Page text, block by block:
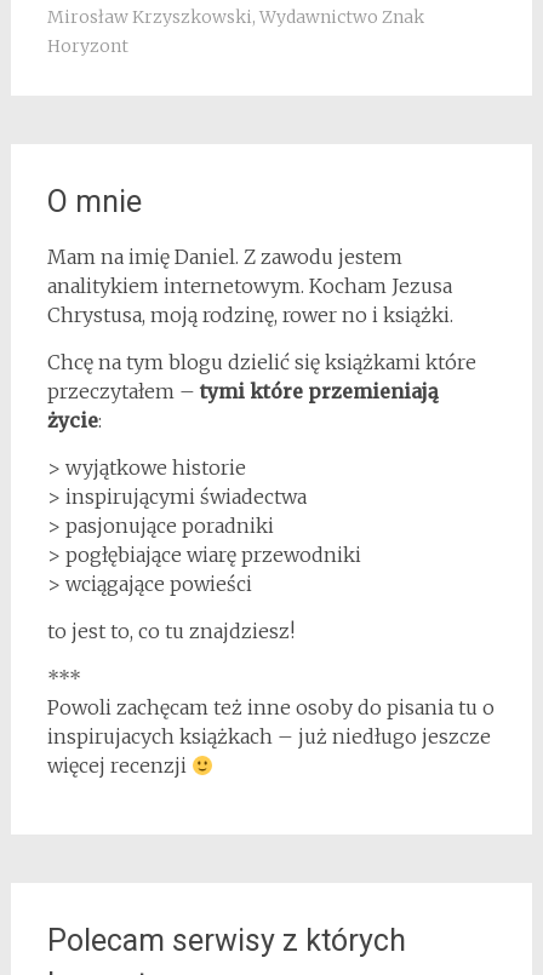
Mirosław Krzyszkowski, Wydawnictwo Znak
Horyzont
O mnie
Mam na imię Daniel. Z zawodu jestem
analitykiem internetowym. Kocham Jezusa
Chrystusa, moją rodzinę, rower no i książki.
Chcę na tym blogu dzielić się książkami które
przeczytałem –tymi które przemieniają
życie:
> wyjątkowe historie
> inspirującymi świadectwa
> pasjonujące poradniki
> pogłębiające wiarę przewodniki
> wciągające powieści
to jest to, co tu znajdziesz!
***
Powoli zachęcam też inne osoby do pisania tu o
inspirujacych książkach – już niedługo jeszcze
więcej recenzji
Polecam serwisy z których